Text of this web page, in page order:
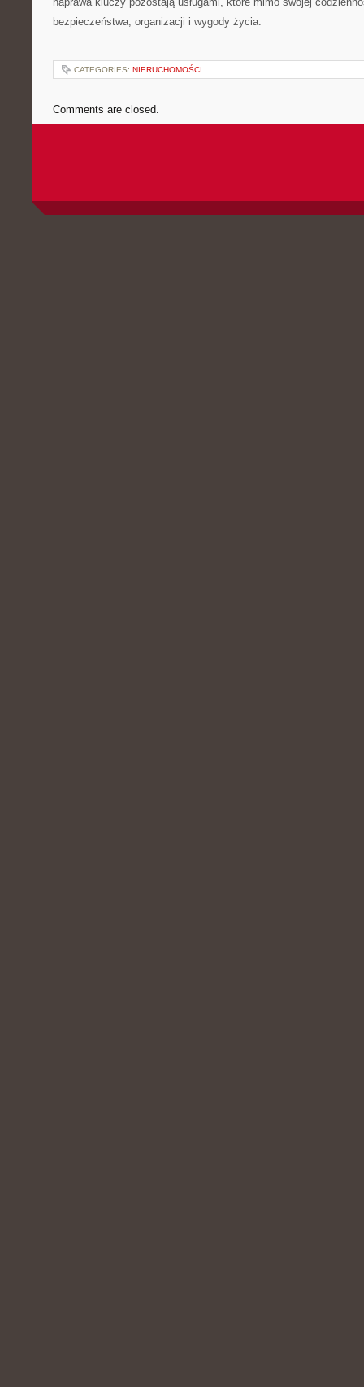
bezpieczeństwa, organizacji i wygody życia.
CATEGORIES: NIERUCHOMOŚCI
Comments are closed.